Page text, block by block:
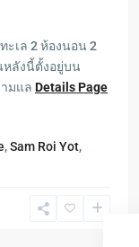
ะเล 2 ห้องนอน 2
หลังนี้ตั้งอยู่บน
มแล Details Page
,Sam Roi Yot,